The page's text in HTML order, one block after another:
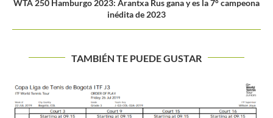
WTA 250 Hamburgo 2023: Arantxa Rus gana y es la 7° campeona
inédita de 2023
TAMBIÉN TE PUEDE GUSTAR